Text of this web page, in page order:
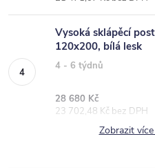
Vysoká sklápěcí
120x200, bílá lesk
4 - 6 týdnů
28 680 Kč
23 702,48 Kč bez DPH
Zobrazit